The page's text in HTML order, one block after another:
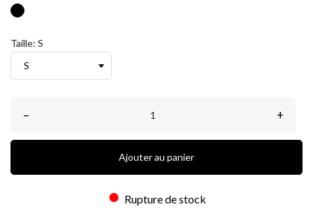
NOIR
Taille: S
– +
Ajouter au panier
● Rupture de stock